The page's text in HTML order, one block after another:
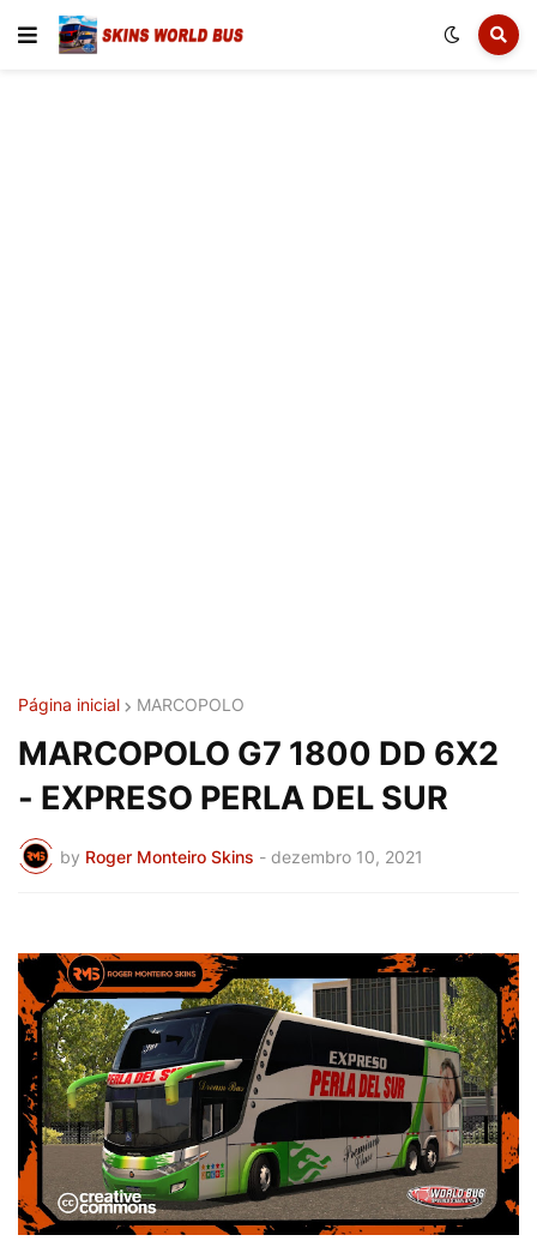
Página inicial MARCOPOLO
MARCOPOLO G7 1800 DD 6X2
- EXPRESO PERLA DEL SUR
by Roger Monteiro Skins - dezembro 10, 2021